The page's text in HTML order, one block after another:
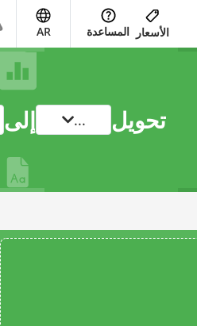
الأسعار المساعدة AR
تحويل ... إلى